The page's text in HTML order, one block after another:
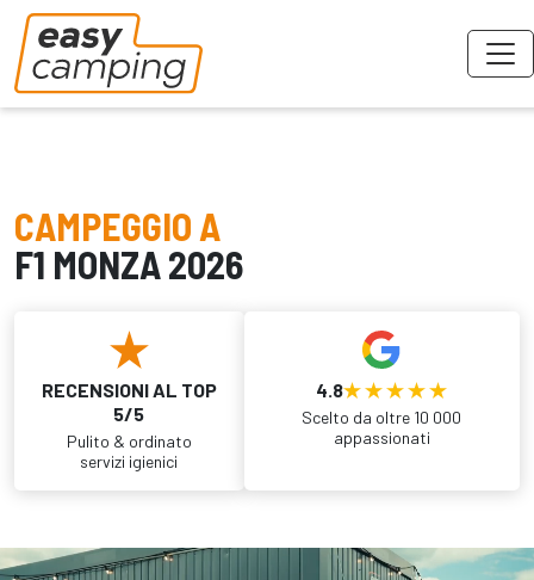
CAMPEGGIO A
F1 MONZA 2026
RECENSIONI AL TOP
5/5
Pulito & ordinato
servizi igienici
4.8
Scelto da oltre 10 000
appassionati